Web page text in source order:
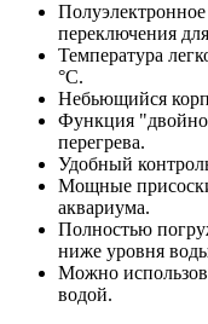
Полуэлектронное
переключения
Температура
°C.
Небьющийся
Функция
перегрева.
Удобный
Мощные
аквариума.
Полностью
ниже уровня
Можно
водой.